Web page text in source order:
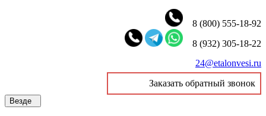
8 (800) 555-18-92
8 (932) 305-18-22
24@etalonvesi.ru
Заказать обратный звонок
Везде